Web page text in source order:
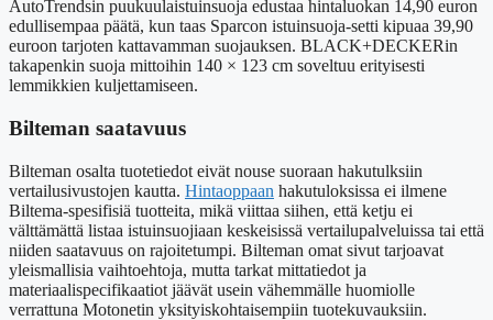
AutoTrendsin puukuulaistuinsuoja edustaa hintaluokan 14,90 euron
edullisempaa päätä, kun taas Sparcon istuinsuoja-setti kipuaa 39,90
euroon tarjoten kattavamman suojauksen. BLACK+DECKERin
takapenkin suoja mittoihin 140 × 123 cm soveltuu erityisesti
lemmikkien kuljettamiseen.
Bilteman saatavuus
Bilteman osalta tuotetiedot eivät nouse suoraan hakutulksiin
vertailusivustojen kautta. Hintaoppaan hakutuloksissa ei ilmene
Biltema-spesifisiä tuotteita, mikä viittaa siihen, että ketju ei
välttämättä listaa istuinsuojiaan keskeisissä vertailupalveluissa tai että
niiden saatavuus on rajoitetumpi. Bilteman omat sivut tarjoavat
yleismallisia vaihtoehtoja, mutta tarkat mittatiedot ja
materiaalispecifikaatiot jäävät usein vähemmälle huomiolle
verrattuna Motonetin yksityiskohtaisempiin tuotekuvauksiin.